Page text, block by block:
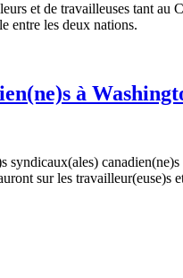
et de travailleuses tant au
entre les deux nations.
à
canadien(ne)s
sur les travailleur(euse)s